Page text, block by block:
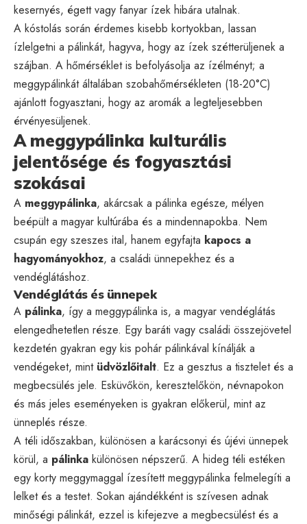
kesernyés, égett vagy fanyar ízek hibára utalnak.
A kóstolás során érdemes kisebb kortyokban, lassan
ízlelgetni a pálinkát, hagyva, hogy az ízek szétterüljenek a
szájban. A hőmérséklet is befolyásolja az ízélményt; a
meggypálinkát általában szobahőmérsékleten (18-20°C)
ajánlott fogyasztani, hogy az aromák a legteljesebben
érvényesüljenek.
A meggypálinka kulturális
jelentősége és fogyasztási
szokásai
A meggypálinka, akárcsak a pálinka egésze, mélyen
beépült a magyar kultúrába és a mindennapokba. Nem
csupán egy szeszes ital, hanem egyfajta kapocs a
hagyományokhoz, a családi ünnepekhez és a
vendéglátáshoz.
Vendéglátás és ünnepek
A pálinka, így a meggypálinka is, a magyar vendéglátás
elengedhetetlen része. Egy baráti vagy családi összejövetel
kezdetén gyakran egy kis pohár pálinkával kínálják a
vendégeket, mint üdvözlőitalt. Ez a gesztus a tisztelet és a
megbecsülés jele. Esküvőkön, keresztelőkön, névnapokon
és más jeles eseményeken is gyakran előkerül, mint az
ünneplés része.
A téli időszakban, különösen a karácsonyi és újévi ünnepek
körül, a pálinka különösen népszerű. A hideg téli estéken
egy korty meggymaggal ízesített meggypálinka felmelegíti a
lelket és a testet. Sokan ajándékként is szívesen adnak
minőségi pálinkát, ezzel is kifejezve a megbecsülést és a